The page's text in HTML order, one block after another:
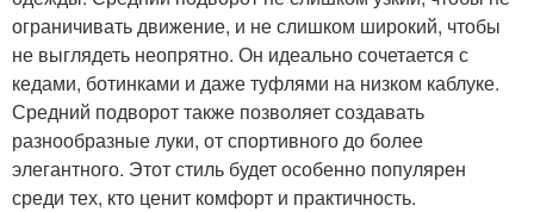
ограничивать движение, и не слишком широкий, чтобы
не выглядеть неопрятно. Он идеально сочетается с
кедами, ботинками и даже туфлями на низком каблуке.
Средний подворот также позволяет создавать
разнообразные луки, от спортивного до более
элегантного. Этот стиль будет особенно популярен
среди тех, кто ценит комфорт и практичность.